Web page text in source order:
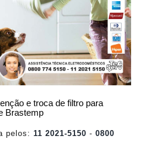
e troca de filtro para
Brastemp
pelos: 11 2021-5150 - 0800